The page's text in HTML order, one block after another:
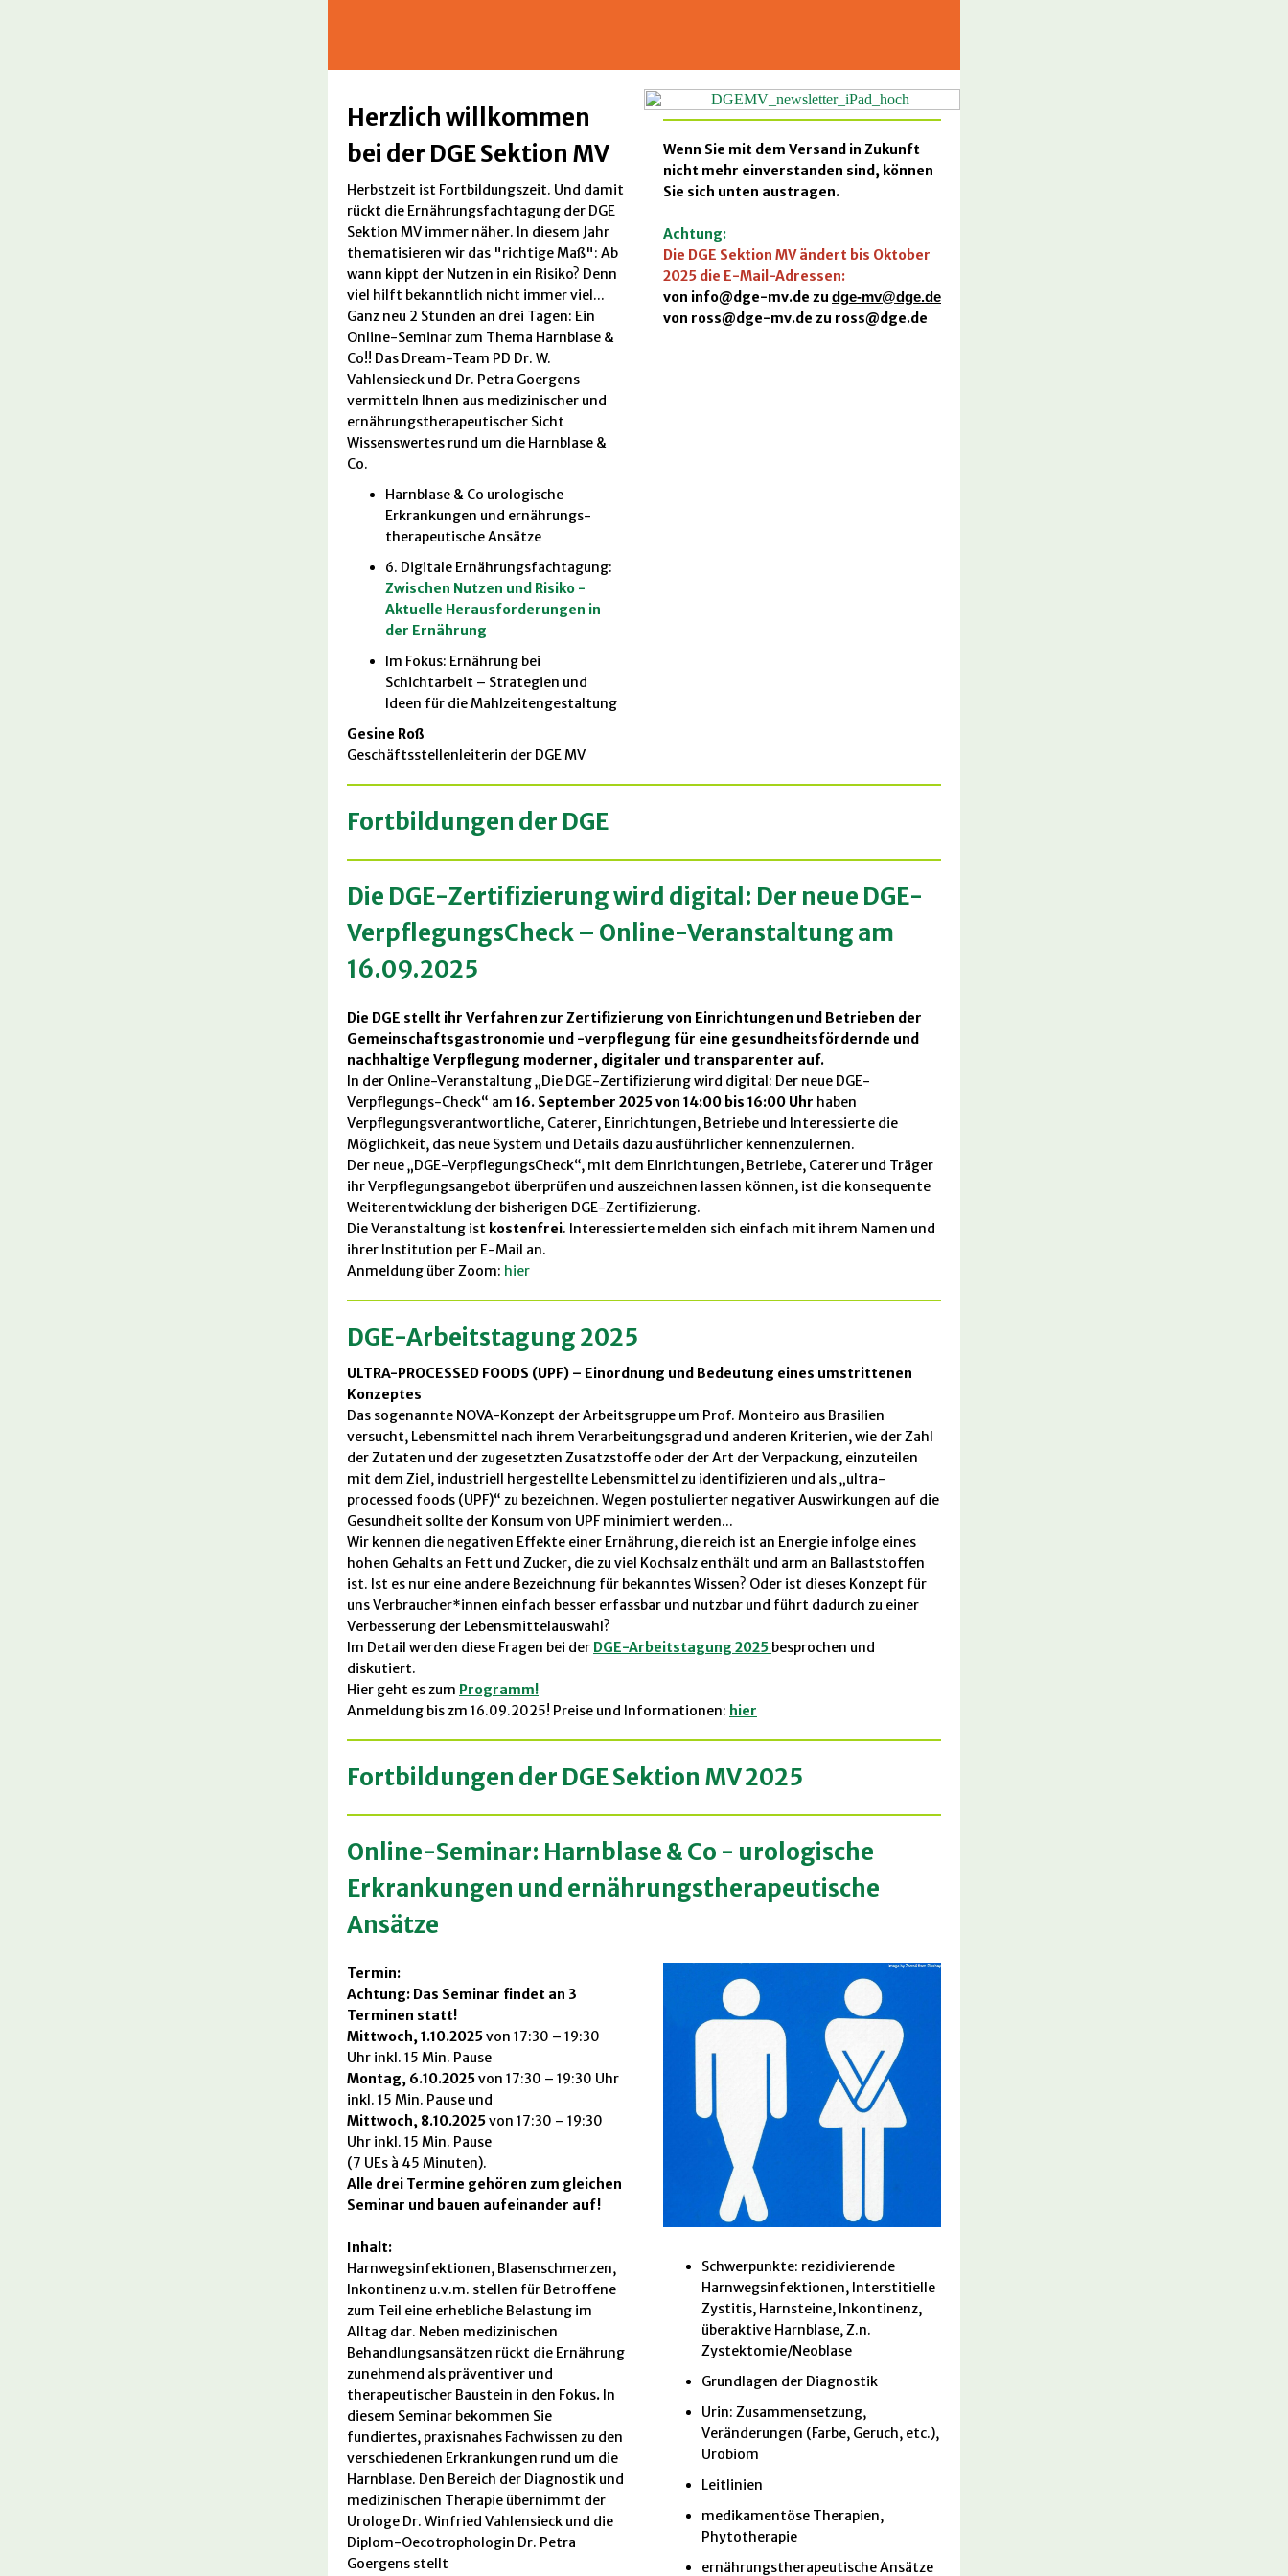
Herzlich willkommen
bei der DGE Sektion MV
Herbstzeit ist Fortbildungszeit. Und damit
rückt die Ernährungsfachtagung der DGE
Sektion MV immer näher. In diesem Jahr
thematisieren wir das "richtige Maß": Ab
wann kippt der Nutzen in ein Risiko? Denn
viel hilft bekanntlich nicht immer viel...
Ganz neu 2 Stunden an drei Tagen: Ein
Online-Seminar zum Thema Harnblase &
Co!! Das Dream-Team PD Dr. W.
Vahlensieck und Dr. Petra Goergens
vermitteln Ihnen aus medizinischer und
ernährungstherapeutischer Sicht
Wissenswertes rund um die Harnblase &
Co.
Harnblase & Co urologische
Erkrankungen und ernährungs-
therapeutische Ansätze
6. Digitale Ernährungsfachtagung:
Zwischen Nutzen und Risiko -
Aktuelle Herausforderungen in
der Ernährung
Im Fokus: Ernährung bei
Schichtarbeit – Strategien und
Ideen für die Mahlzeitengestaltung
Gesine Roß
Geschäftsstellenleiterin der DGE MV
Wenn Sie mit dem Versand in Zukunft
nicht mehr einverstanden sind, können
Sie sich unten austragen.
Achtung:
Die DGE Sektion MV ändert bis Oktober
2025 die E-Mail-Adressen:
von info@dge-mv.de zu dge-mv@dge.de
von ross@dge-mv.de zu ross@dge.de
Fortbildungen der DGE
Die DGE-Zertifizierung wird digital: Der neue DGE-
VerpflegungsCheck – Online-Veranstaltung am
16.09.2025
Die DGE stellt ihr Verfahren zur Zertifizierung von Einrichtungen und Betrieben der
Gemeinschaftsgastronomie und -verpflegung für eine gesundheitsfördernde und
nachhaltige Verpflegung moderner, digitaler und transparenter auf.
In der Online-Veranstaltung „Die DGE-Zertifizierung wird digital: Der neue DGE-
Verpflegungs-Check“ am 16. September 2025 von 14:00 bis 16:00 Uhr haben
Verpflegungsverantwortliche, Caterer, Einrichtungen, Betriebe und Interessierte die
Möglichkeit, das neue System und Details dazu ausführlicher kennenzulernen.
Der neue „DGE-VerpflegungsCheck“, mit dem Einrichtungen, Betriebe, Caterer und Träger
ihr Verpflegungsangebot überprüfen und auszeichnen lassen können, ist die konsequente
Weiterentwicklung der bisherigen DGE-Zertifizierung.
Die Veranstaltung ist kostenfrei. Interessierte melden sich einfach mit ihrem Namen und
ihrer Institution per E-Mail an.
Anmeldung über Zoom: hier
DGE-Arbeitstagung 2025
ULTRA-PROCESSED FOODS (UPF) – Einordnung und Bedeutung eines umstrittenen
Konzeptes
Das sogenannte NOVA-Konzept der Arbeitsgruppe um Prof. Monteiro aus Brasilien
versucht, Lebensmittel nach ihrem Verarbeitungsgrad und anderen Kriterien, wie der Zahl
der Zutaten und der zugesetzten Zusatzstoffe oder der Art der Verpackung, einzuteilen
mit dem Ziel, industriell hergestellte Lebensmittel zu identifizieren und als „ultra-
processed foods (UPF)“ zu bezeichnen. Wegen postulierter negativer Auswirkungen auf die
Gesundheit sollte der Konsum von UPF minimiert werden...
Wir kennen die negativen Effekte einer Ernährung, die reich ist an Energie infolge eines
hohen Gehalts an Fett und Zucker, die zu viel Kochsalz enthält und arm an Ballaststoffen
ist. Ist es nur eine andere Bezeichnung für bekanntes Wissen? Oder ist dieses Konzept für
uns Verbraucher*innen einfach besser erfassbar und nutzbar und führt dadurch zu einer
Verbesserung der Lebensmittelauswahl?
Im Detail werden diese Fragen bei der DGE-Arbeitstagung 2025 besprochen und
diskutiert.
Hier geht es zum Programm!
Anmeldung bis zm 16.09.2025! Preise und Informationen: hier
Fortbildungen d er DGE Sektion MV2025
Online-Seminar: Harnblase & Co - urologische
Erkrankungen und ernährungstherapeutische
Ansätze
Termin:
Achtung: Das Seminar findet an 3
Terminen statt!
Mittwoch, 1.10.2025von 17:30 – 19:30
Uhr inkl. 15 Min. Pause
Montag, 6.10.2025von 17:30 – 19:30 Uhr
inkl. 15 Min. Pause und
Mittwoch, 8.10.2025von 17:30 – 19:30
Uhr inkl. 15 Min. Pause
(7 UEs à 45 Minuten).
Alle drei Termine gehören zum gleichen
Seminar und bauen aufeinander auf!
Inhalt:
Harnwegsinfektionen, Blasenschmerzen,
Inkontinenz u.v.m. stellen für Betroffene
zum Teil eine erhebliche Belastung im
Alltag dar. Neben medizinischen
Behandlungsansätzen rückt die Ernährung
zunehmend als präventiver und
therapeutischer Baustein in den Fokus. In
diesem Seminar bekommen Sie
fundiertes, praxisnahes Fachwissen zu den
verschiedenen Erkrankungen rund um die
Harnblase. Den Bereich der Diagnostik und
medizinischen Therapie übernimmt der
Urologe Dr. Winfried Vahlensieck und die
Diplom-Oecotrophologin Dr. Petra
Goergens stellt
Schwerpunkte: rezidivierende
Harnwegsinfektionen, Interstitielle
Zystitis, Harnsteine, Inkontinenz,
überaktive Harnblase, Z.n.
Zystektomie/Neoblase
Grundlagen der Diagnostik
Urin: Zusammensetzung,
Veränderungen (Farbe, Geruch, etc.),
Urobiom
Leitlinien
medikamentöse Therapien,
Phytotherapie
ernährungstherapeutische Ansätze